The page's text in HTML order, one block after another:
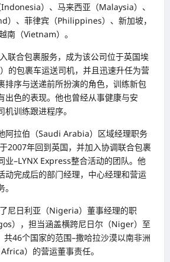
）、马来西亚（Malaysia）、
）、菲律宾（Philippines）、新加坡，
南（Vietnam）。
联合包裹服务，成为该公司位于英国埃
的包裹车运送司机，并且迅速升任为营
排序与送递前所扮演的角色，训练新包
出色的表现。他也曾经从事健康与安
训练跟进程序。
阿拉伯（Saudi Arabia）区域经理职务
2007年回到英国，并加入协调联合包裹
业–LYNX Express整合活动的团队。他
动完成后的部门经理，中心经理和营运
尼日利亚（Nigeria）董事经理的职
），担当涵盖横跨尼日尔（Niger）至
46个国家的范围–撒哈拉沙漠以南非洲
）的营运董事责任。